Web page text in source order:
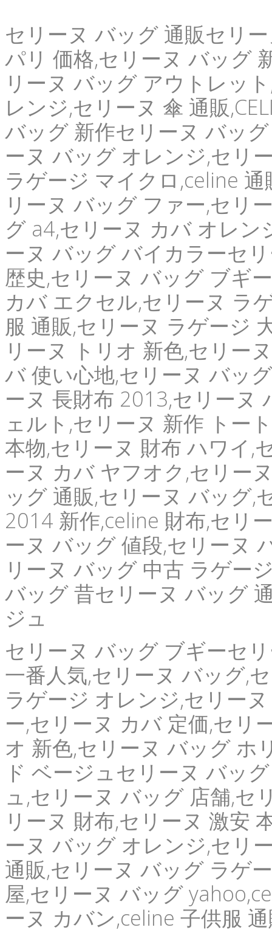
セリーヌ バッグ 通販セリ
パリ 価格,セリーヌ バッグ
リーヌ バッグ アウトレッ
レンジ,セリーヌ 傘 通販
バッグ 新作セリーヌ バッ
ーヌ バッグ オレンジ,セリ
ラゲージ マイクロ,celine
リーヌ バッグ ファー,セリ
グ a4,セリーヌ カバ オレ
ーヌ バッグ バイカラーセ
歴史,セリーヌ バッグ ブギ
カバ エクセル,セリーヌ ラ
服 通販,セリーヌ ラゲージ
リーヌ トリオ 新色,セリー
バ 使い心地,セリーヌ バッ
ーヌ 長財布 2013,セリーヌ
ェルト,セリーヌ 新作 トー
本物,セリーヌ 財布 ハワイ,
ーヌ カバ ヤフオク,セリー
ッグ 通販,セリーヌ バッグ,
2014 新作,celine 財布,セリ
ーヌ バッグ 値段,セリーヌ
リーヌ バッグ 中古 ラゲー
バッグ 昔セリーヌ バッグ
ジュ
セリーヌ バッグ ブギーセ
一番人気,セリーヌ バッグ,
ラゲージ オレンジ,セリー
ー,セリーヌ カバ 定価,セリ
オ 新色,セリーヌ バッグ ホ
ド ベージュセリーヌ バッ
ュ,セリーヌ バッグ 店舗,セ
リーヌ 財布,セリーヌ 激安
ーヌ バッグ オレンジ,セリ
通販,セリーヌ バッグ ラゲ
屋,セリーヌ バッグ
ーヌ カバン,celine 子供服